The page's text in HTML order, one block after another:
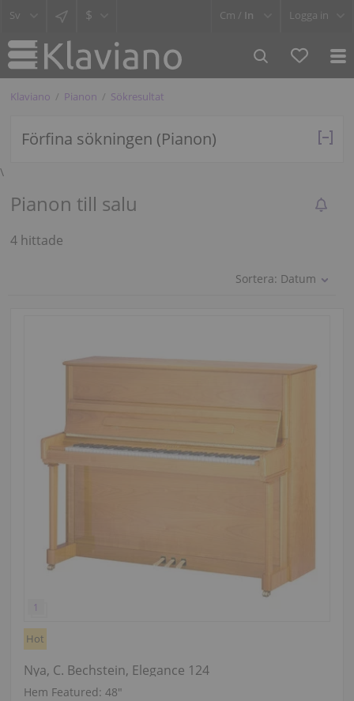
$ Cm / In Logga in
Klaviano Pianon Sökresultat
Förfina sökningen (Pianon)
\
Pianon till salu
4 hittade
Sortera: Datum
Hot
Nya, C. Bechstein, Elegance 124
Hem Featured: 48″